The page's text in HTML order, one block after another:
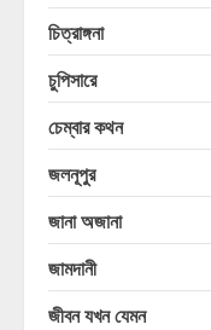
চিত্রাঙ্গনা
চুপিসারে
চেম্বার কথন
জলনূপুর
জানা অজানা
জামদানী
জীবন যখন যেমন